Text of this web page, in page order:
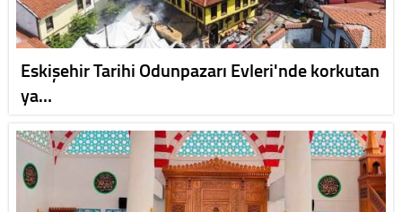
Eskişehir Tarihi Odunpazarı Evleri'nde korkutan
ya…